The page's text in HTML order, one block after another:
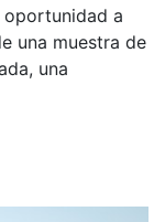
oportunidad a
una muestra de
una